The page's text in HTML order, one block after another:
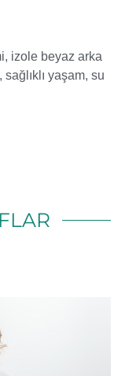
, izole beyaz arka
, sağlıklı yaşam, su